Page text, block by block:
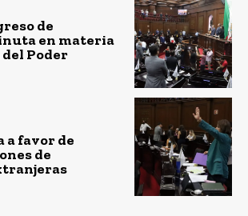
de
en materia
Poder
a favor de
de